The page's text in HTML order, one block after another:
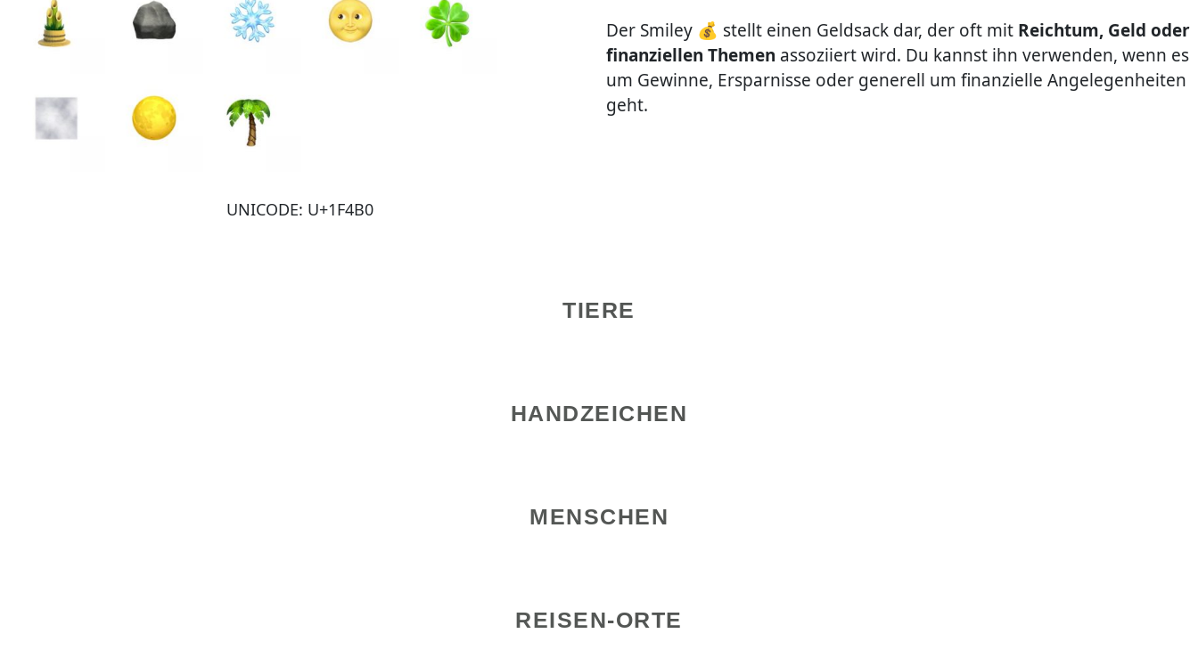
UNICODE: U+1F4B0
Der Smiley 💰 stellt einen Geldsack dar, der oft mit Reichtum, Geld oder
finanziellen Themen assoziiert wird. Du kannst ihn verwenden, wenn es
um Gewinne, Ersparnisse oder generell um finanzielle Angelegenheiten
geht.
TIERE
HANDZEICHEN
MENSCHEN
REISEN-ORTE